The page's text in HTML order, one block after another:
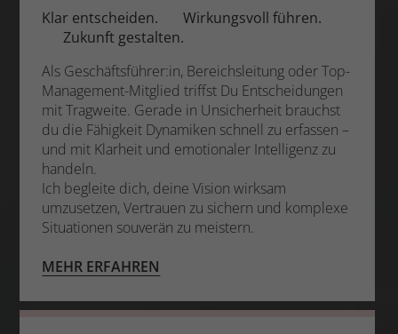
Klar entscheiden. Wirkungsvoll führen.
Zukunft gestalten.
Als Geschäftsführer:in, Bereichsleitung oder Top-
Management-Mitglied triffst Du Entscheidungen
mit Tragweite. Gerade in Unsicherheit brauchst
du die Fähigkeit Dynamiken schnell zu erfassen –
und mit Klarheit und emotionaler Intelligenz zu
handeln.
Ich begleite dich, deine Vision wirksam
umzusetzen, Vertrauen zu sichern und komplexe
Situationen souverän zu meistern.
MEHR ERFAHREN